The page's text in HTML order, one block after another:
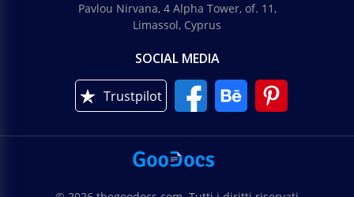
Pavlou Nirvana, 4 Alpha Tower, of. 11,
Limassol, Cyprus
SOCIAL MEDIA
Trustpilot